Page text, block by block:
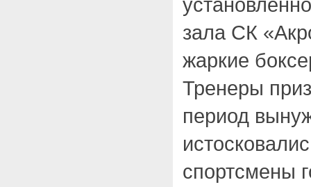
зала СК
жаркие
Тренеры
период
спортсмены